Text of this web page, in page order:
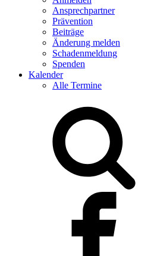
Ansprechpartner
Prävention
Beiträge
Änderung melden
Schadenmeldung
Spenden
Kalender
Alle Termine